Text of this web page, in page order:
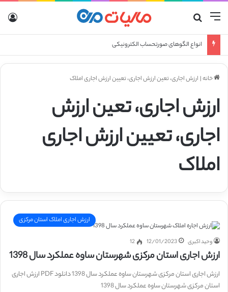
منو
انواع الگوهای صورتحساب الکترونیکی
خانه| ارزش اجاری، تعین ارزش اجاری، تعیین ارزش اجاری املاک
ارزش اجاری، تعین ارزش
اجاری، تعیین ارزش اجاری
املاک
ارزش اجاری املاک استان مرکزی
وحید اکبری 12/01/2023
12
ارزش اجاری استان مرکزی شهرستان ساوه عملکرد سال 1398
ارزش اجاری استان مرکزی شهرستان ساوه عملکرد سال 1398 دانلود PDF ارزش اجاری
استان مرکزی شهرستان ساوه عملکرد سال 1398